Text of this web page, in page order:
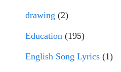
drawing (2)
Education (195)
English Song Lyrics (1)